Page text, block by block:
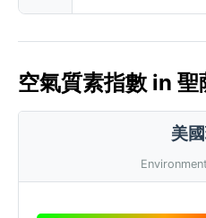
空氣質素指數 in
美